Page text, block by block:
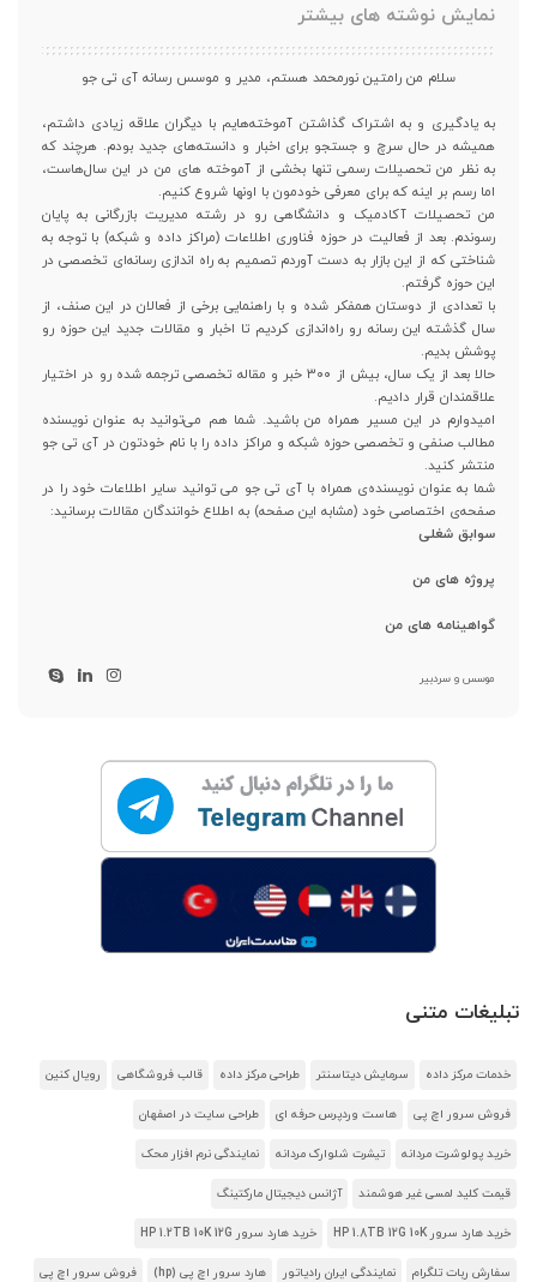
نمایش نوشته های بیشتر
سلام من رامتین نورمحمد هستم، مدیر و موسس رسانه آی تی جو
به یادگیری و به اشتراک گذاشتن آموخته‌هایم با دیگران علاقه زیادی داشتم،
همیشه در حال سرچ و جستجو برای اخبار و دانسته‌های جدید بودم. هرچند که
به نظر من تحصیلات رسمی تنها بخشی از آموخته های من در این سال‌هاست،
اما رسم بر اینه که برای معرفی خودمون با اونها شروع کنیم.
من تحصیلات آکادمیک و دانشگاهی رو در رشته مدیریت بازرگانی به پایان
رسوندم. بعد از فعالیت در حوزه فناوری اطلاعات (مراکز داده و شبکه) با توجه به
شناختی که از این بازار به دست آوردم تصمیم به راه اندازی رسانه‌ای تخصصی در
این حوزه گرفتم.
با تعدادی از دوستان همفکر شده و با راهنمایی برخی از فعالان در این صنف، از
سال گذشته این رسانه رو راه‌اندازی کردیم تا اخبار و مقالات جدید این حوزه رو
پوشش بدیم.
حالا بعد از یک سال، بیش از ۳۰۰ خبر و مقاله تخصصی ترجمه شده رو در اختیار
علاقمندان قرار دادیم.
امیدوارم در این مسیر همراه من باشید. شما هم می‌توانید به عنوان نویسنده
مطالب صنفی و تخصصی حوزه شبکه و مراکز داده را با نام خودتون در آی تی جو
منتشر کنید.
شما به عنوان نویسنده‌ی همراه با آی تی جو می توانید سایر اطلاعات خود را در
صفحه‌ی اختصاصی خود (مشابه این صفحه) به اطلاع خوانندگان مقالات برسانید:
سوابق شغلی
پروژه های من
گواهینامه های من
موسس و سردبیر
تبلیغات متنی
خدمات مرکز داده سرمایش دیتاسنتر طراحی مرکز داده قالب فروشگاهی رویال کنین
فروش سرور اچ پی هاست وردپرس حرفه ای طراحی سایت در اصفهان
خرید پولوشرت مردانه تیشرت شلوارک مردانه نمایندگی نرم افزار محک
قیمت کلید لمسی غیر هوشمند آژانس دیجیتال مارکتینگ
خرید هارد سرور HP 1.8TB 12G 10K خرید هارد سرور HP 1.2TB 10K 12G
سفارش ربات تلگرام نمایندگی ایران رادیاتور هارد سرور اچ پی (hp) فروش سرور اچ پی